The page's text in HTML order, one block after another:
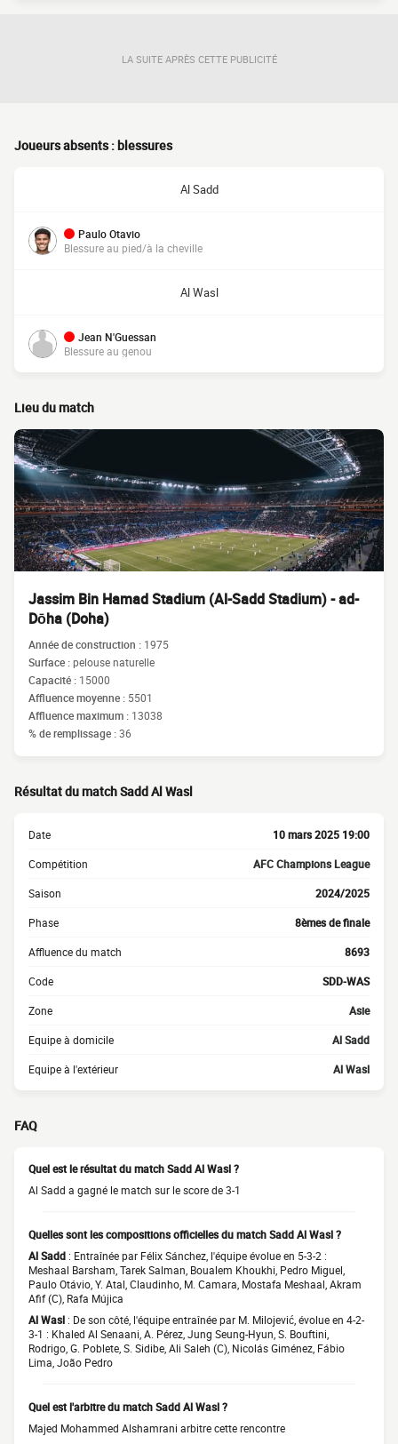
LA SUITE APRÈS CETTE PUBLICITÉ
Joueurs absents : blessures
Al Sadd
Paulo Otavio
Blessure au pied/à la cheville
Al Wasl
Jean N'Guessan
Blessure au genou
Lieu du match
Jassim Bin Hamad Stadium (Al-Sadd Stadium) - ad-
Dōha (Doha)
Année de construction : 1975
Surface :pelouse naturelle
Capacité : 15000
Affluence moyenne : 5501
Affluence maximum : 13038
% de remplissage :36
Résultat du match Sadd Al Wasl
Date 10 mars 2025 19:00
Compétition AFC Champions League
Saison 2024/2025
Phase 8èmes de finale
Affluence du match 8693
Code SDD-WAS
Zone Asie
Equipe à domicile Al Sadd
Equipe à l'extérieur Al Wasl
FAQ
Quel est le résultat du match Sadd Al Wasl ?
Al Sadd a gagné le match sur le score de 3-1
Quelles sont les compositions officielles du match Sadd Al Wasl ?
Al Sadd : Entraînée par Félix Sánchez, l'équipe évolue en 5-3-2 :
Meshaal Barsham, Tarek Salman, Boualem Khoukhi, Pedro Miguel,
Paulo Otávio, Y. Atal, Claudinho, M. Camara, Mostafa Meshaal, Akram
Afif (C), Rafa Mújica
Al Wasl : De son côté, l'équipe entraînée par M. Milojević, évolue en 4-2-
3-1 : Khaled Al Senaani, A. Pérez, Jung Seung-Hyun, S. Bouftini,
Rodrigo, G. Poblete, S. Sidibe, Ali Saleh (C), Nicolás Giménez, Fábio
Lima, João Pedro
Quel est l'arbitre du match Sadd Al Wasl ?
Majed Mohammed Alshamrani arbitre cette rencontre